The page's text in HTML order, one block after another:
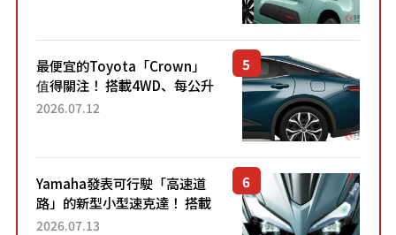
最便宜的Toyota「Crown」
值得關注！ 搭載4WD、每公升
22.4公里低油耗表現超亮眼！
2026.07.12
Yamaha發表可行駛「高速道
路」的新型小型速克達！ 搭載
能享受超強勁「渦輪感」的動
2026.07.13